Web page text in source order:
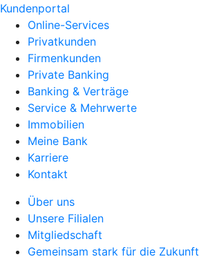
Kundenportal
Online-Services
Privatkunden
Firmenkunden
Private Banking
Banking & Verträge
Service & Mehrwerte
Immobilien
Meine Bank
Karriere
Kontakt
Über uns
Unsere Filialen
Mitgliedschaft
Gemeinsam stark für die Zukunft